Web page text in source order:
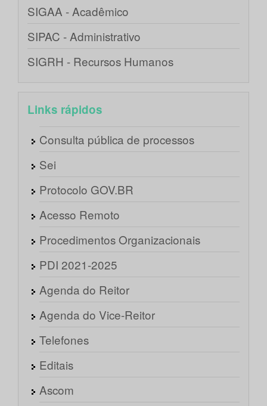
SIGAA - Acadêmico
SIPAC - Administrativo
SIGRH - Recursos Humanos
Links rápidos
Consulta pública de processos
Sei
Protocolo GOV.BR
Acesso Remoto
Procedimentos Organizacionais
PDI 2021-2025
Agenda do Reitor
Agenda do Vice-Reitor
Telefones
Editais
Ascom